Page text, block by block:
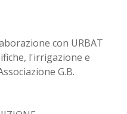
con URBAT
l'irrigazione e
G.B.